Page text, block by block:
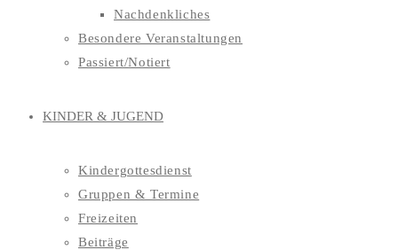
Nachdenkliches
Besondere Veranstaltungen
Passiert/Notiert
KINDER & JUGEND
Kindergottesdienst
Gruppen & Termine
Freizeiten
Beiträge